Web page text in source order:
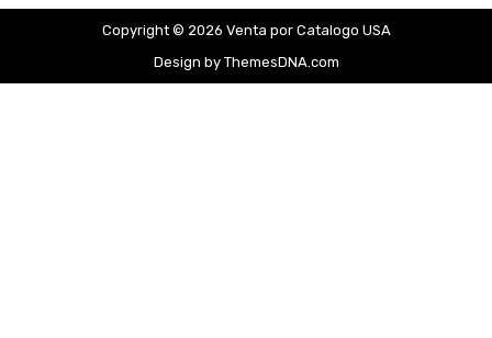
Copyright © 2026 Venta por Catalogo USA
Design by ThemesDNA.com